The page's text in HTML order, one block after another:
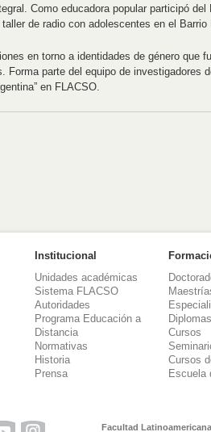
Como educadora popular participó
de radio con adolescentes en el Barrio
en torno a identidades de género que
Forma parte del equipo de investigadores
en FLACSO.
Institucional
Unidades académicas
Sistema FLACSO
Autoridades
Programa Educación a
Distancia
Normativas
Historia
Prensa
Cursos
Cursos
Escuela
Facultad